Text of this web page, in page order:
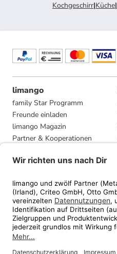
Kochgeschirr|Küche|
limango
family Star Programm
Freunde einladen
limango Magazin
Partner & Kooperationen
Presse